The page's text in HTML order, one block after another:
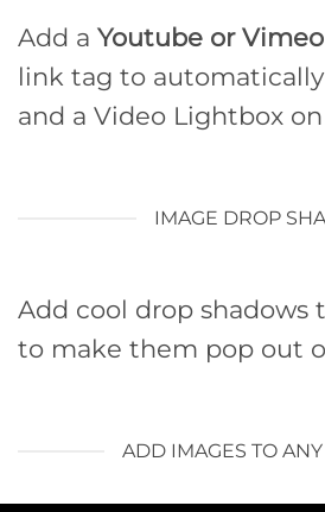
Add a Youtube or Vimeo
link tag to
and a Video Lightbox
IMAGE DROP
Add cool drop shadows
to make them pop out
ADD IMAGES TO